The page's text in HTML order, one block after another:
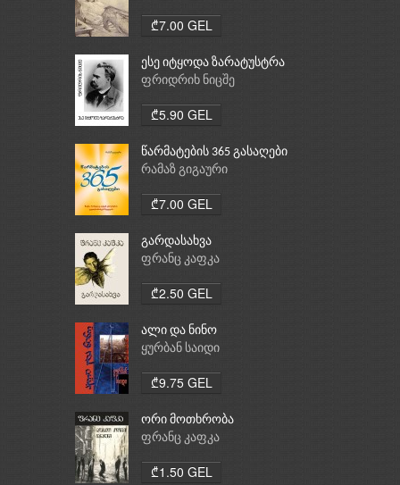
₾7.00 GEL
ესე იტყოდა ზარატუსტრა
ფრიდრიხ ნიცშე
₾5.90 GEL
წარმატების 365 გასაღები
რამაზ გიგაური
₾7.00 GEL
გარდასახვა
ფრანც კაფკა
₾2.50 GEL
ალი და ნინო
ყურბან საიდი
₾9.75 GEL
ორი მოთხრობა
ფრანც კაფკა
₾1.50 GEL